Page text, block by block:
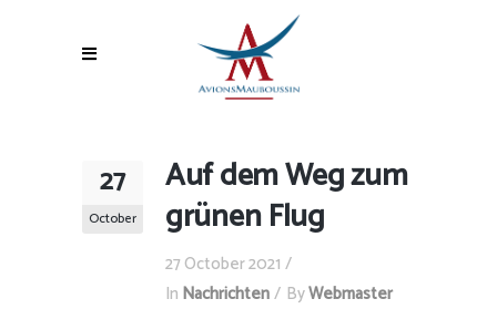
27
October
Auf dem Weg zum
grünen Flug
27 October 2021
In Nachrichten ByWebmaster